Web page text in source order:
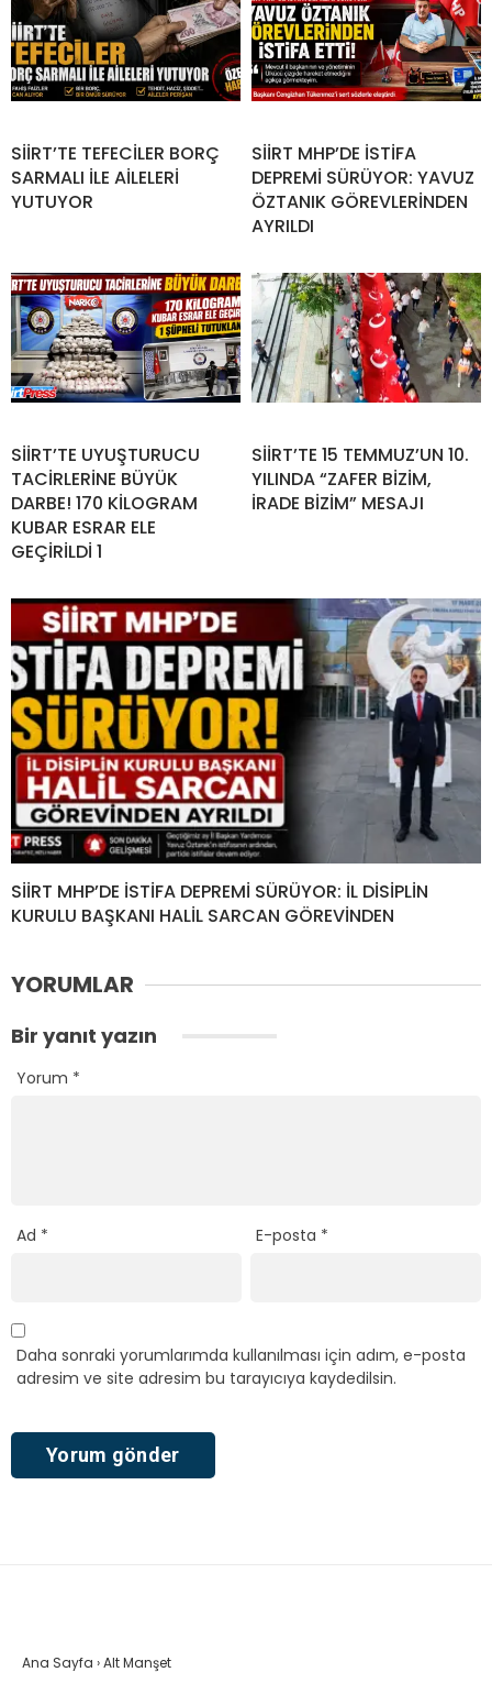
SİİRT’TE TEFECİLER BORÇ
SARMALI İLE AİLELERİ
YUTUYOR
SİİRT MHP’DE İSTİFA
DEPREMİ SÜRÜYOR: YAVUZ
ÖZTANIK GÖREVLERİNDEN
AYRILDI
SİİRT’TE UYUŞTURUCU
TACİRLERİNE BÜYÜK
DARBE! 170 KİLOGRAM
KUBAR ESRAR ELE
GEÇİRİLDİ 1
SİİRT’TE 15 TEMMUZ’UN 10.
YILINDA “ZAFER BİZİM,
İRADE BİZİM” MESAJI
SİİRT MHP’DE İSTİFA DEPREMİ SÜRÜYOR: İL DİSİPLİN
KURULU BAŞKANI HALİL SARCAN GÖREVİNDEN
YORUMLAR
Bir yanıt yazın
Yorum *
Ad * E-posta *
Daha sonraki yorumlarımda kullanılması için adım, e-posta
adresim ve site adresim bu tarayıcıya kaydedilsin.
Ana Sayfa ›Alt Manşet